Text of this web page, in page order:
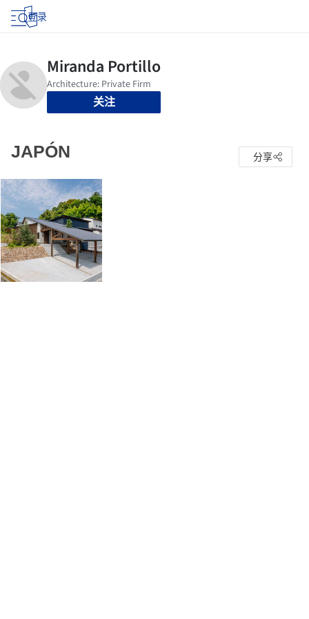
登录
关注
JAPÓN 分享